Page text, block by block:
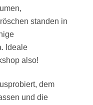
standen in
Ideale
also!
dem
und die